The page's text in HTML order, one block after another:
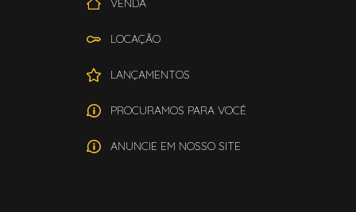
VENDA
LOCAÇÃO
LANÇAMENTOS
PROCURAMOS PARA VOCÊ
ANUNCIE EM NOSSO SITE